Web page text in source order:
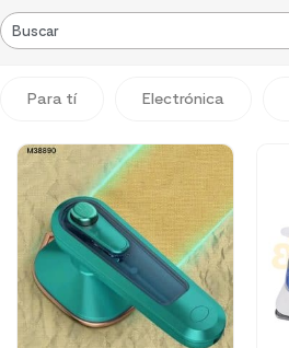
Para tí Electrónica